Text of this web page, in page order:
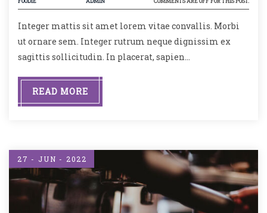
Integer mattis sit amet lorem vitae convallis. Morbi
ut ornare sem. Integer rutrum neque dignissim ex
sagittis sollicitudin. In placerat, sapien…
READ MORE
27 - JUN - 2022